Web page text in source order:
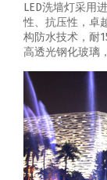
LED洗墙灯采用
性、抗压性，卓
构防水技术，耐
高透光钢化玻璃